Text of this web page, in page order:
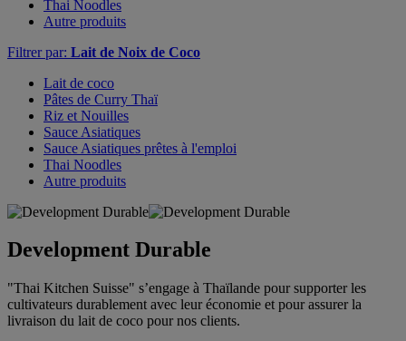
Thai Noodles
Autre produits
Filtrer par: Lait de Noix de Coco
Lait de coco
Pâtes de Curry Thaï
Riz et Nouilles
Sauce Asiatiques
Sauce Asiatiques prêtes à l'emploi
Thai Noodles
Autre produits
Development Durable
"Thai Kitchen Suisse" s’engage à Thaïlande pour supporter les
cultivateurs durablement avec leur économie et pour assurer la
livraison du lait de coco pour nos clients.